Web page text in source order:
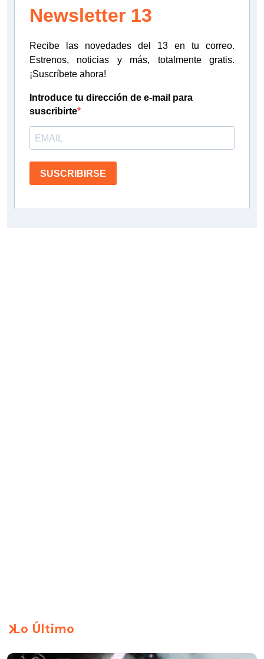
Newsletter 13
Recibe las novedades del 13 en tu correo.
Estrenos, noticias y más, totalmente gratis.
¡Suscríbete ahora!
Introduce tu dirección de e-mail para
suscribirte
SUSCRIBIRSE
Lo Último